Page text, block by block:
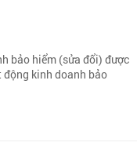
bảo hiểm (sửa đổi) được
kinh doanh bảo